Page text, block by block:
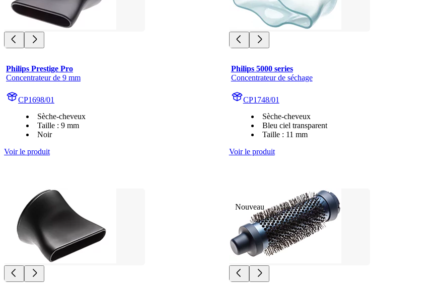
Philips Prestige Pro
Concentrateur de 9 mm
CP1698/01
Sèche-cheveux
Taille : 9 mm
Noir
Voir le produit
Philips 5000 series
Concentrateur de séchage
CP1748/01
Sèche-cheveux
Bleu ciel transparent
Taille : 11 mm
Voir le produit
Nouveau